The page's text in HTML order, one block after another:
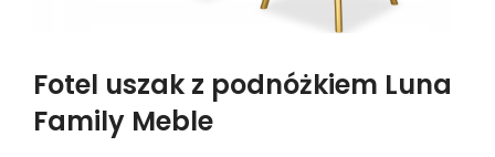
Fotel uszak z podnóżkiem Luna
Family Meble